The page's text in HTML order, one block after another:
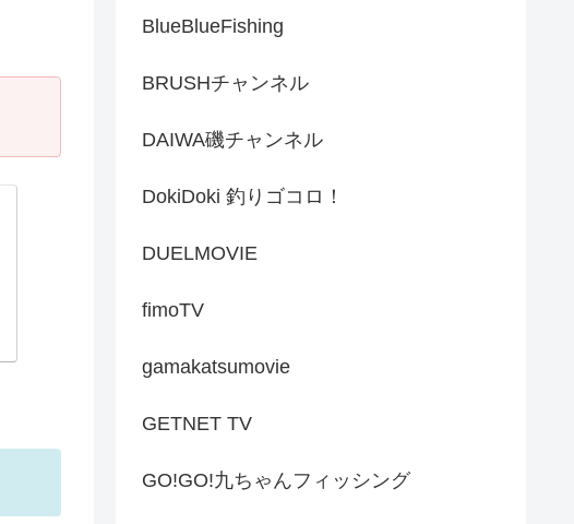
BlueBlueFishing
BRUSHチャンネル
DAIWA磯チャンネル
DokiDoki 釣りゴコロ！
DUELMOVIE
fimoTV
gamakatsumovie
GETNET TV
GO!GO!九ちゃんフィッシング